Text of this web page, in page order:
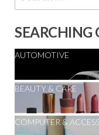
SEARCHING
AUTOMOTIVE
BEAUTY & CARE
COMPUTER &